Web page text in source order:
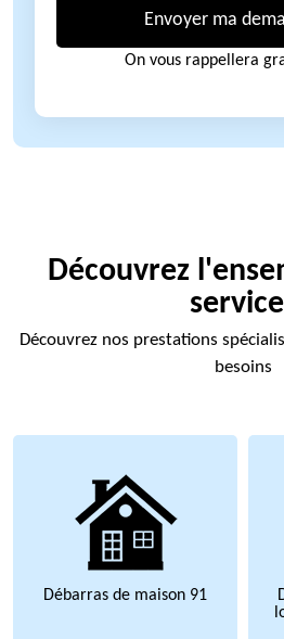
Envoyer ma
On vous rappellera
Découvrez
Découvrez nos prestations
besoins
Débarras de maison 91